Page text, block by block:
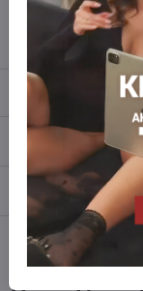
Leírás
Vélemények 0
Fórum 0
Facebook